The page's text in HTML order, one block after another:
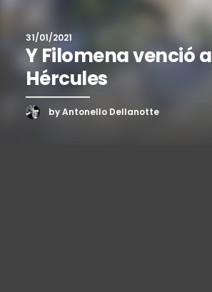
31/01/2021
Y Filomena venció a
Hércules
by Antonello Dellanotte